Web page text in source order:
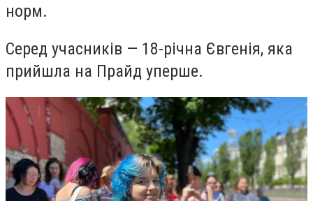
норм.
Серед учасників — 18-річна Євгенія, яка
прийшла на Прайд уперше.